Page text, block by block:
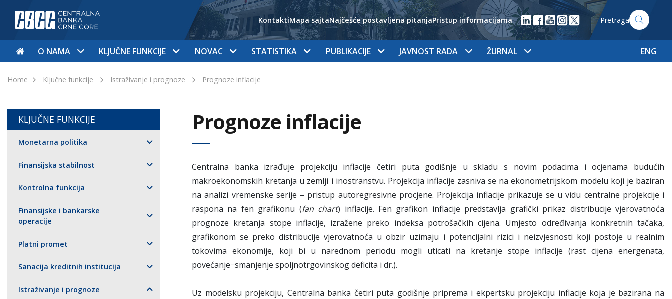
KontaktiMapa sajtaNajčešće postavljena pitanjaPristup informacijama Pretraga
O NAMA KLJUČNE FUNKCIJE NOVAC STATISTIKA PUBLIKACIJE JAVNOST RADA ŽURNAL ENG
Home Ključne funkcije Istraživanje i prognoze Prognoze inflacije
KLJUČNE FUNKCIJE
Monetarna politika
Finansijska stabilnost
Kontrolna funkcija
Finansijske i bankarske
operacije
Platni promet
Sanacija kreditnih institucija
Istraživanje i prognoze
Prognoze inflacije
Centralna banka izrađuje projekciju inflacije četiri puta godišnje u skladu s novim podacima i ocjenama budućih
makroekonomskih kretanja u zemlji i inostranstvu. Projekcija inflacije zasniva se na ekonometrijskom modelu koji je baziran
na analizi vremenske serije – pristup autoregresivne procjene. Projekcija inflacije prikazuje se u vidu centralne projekcije i
raspona na fen grafikonu (fan chart) inflacije. Fen grafikon inflacije predstavlja grafički prikaz distribucije vjerovatnoća
prognoze kretanja stope inflacije, izražene preko indeksa potrošačkih cijena. Umjesto određivanja konkretnih tačaka,
grafikonom se preko distribucije vjerovatnoća u obzir uzimaju i potencijalni rizici i neizvjesnosti koji postoje u realnim
tokovima ekonomije, koji bi u narednom periodu mogli uticati na kretanje stope inflacije (rast cijena energenata,
povećanje−smanjenje spoljnotrgovinskog deficita i dr.).
Uz modelsku projekciju, Centralna banka četiri puta godišnje priprema i ekpertsku projekciju inflacije koja je bazirana na